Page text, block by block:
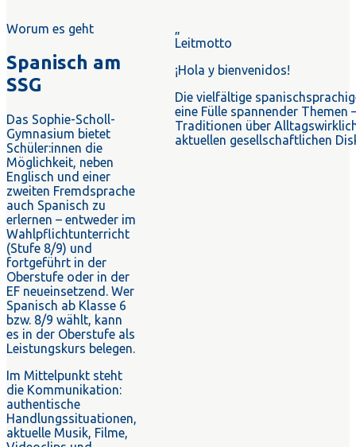
Worum es geht
Spanisch am
SSG
Das Sophie-Scholl-
Gymnasium bietet
Schüler:innen die
Möglichkeit, neben
Englisch und einer
zweiten Fremdsprache
auch Spanisch zu
erlernen – entweder im
Wahlpflichtunterricht
(Stufe 8/9) und
fortgeführt in der
Oberstufe oder in der
EF neueinsetzend. Wer
Spanisch ab Klasse 6
bzw. 8/9 wählt, kann
es in der Oberstufe als
Leistungskurs belegen.
Im Mittelpunkt steht
die Kommunikation:
authentische
Handlungssituationen,
aktuelle Musik, Filme,
„
Leitmotto
¡Hola y bienvenidos!
Die vielfältige
eine Fülle spannender Themen
Traditionen über
aktuellen gesellschaftlichen